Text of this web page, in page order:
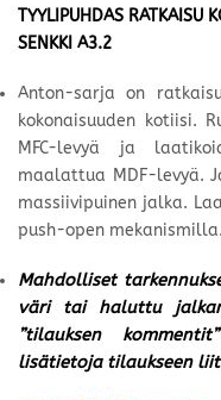
TYYLIPUHDAS RATKAISU
SENKKI A3.2
Anton-sarja on
kokonaisuuden kotiisi.
MFC-levyä ja
maalattua MDF-levyä.
massiivipuinen jalka.
push-open mekanismilla.
Mahdolliset
väri tai haluttu
”tilauksen
lisätietoja tilaukseen